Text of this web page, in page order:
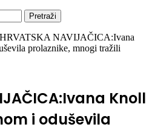
Pretraži
HRVATSKA NAVIJAČICA:Ivana
prolaznike, mnogi tražili
Knoll
i oduševila